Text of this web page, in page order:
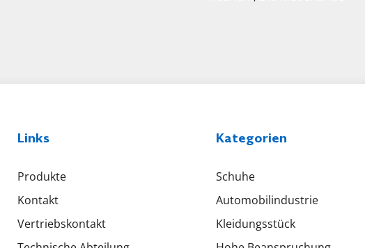
Links
Produkte
Kontakt
Vertriebskontakt
Kategorien
Schuhe
Automobilindustrie
Kleidungsstück